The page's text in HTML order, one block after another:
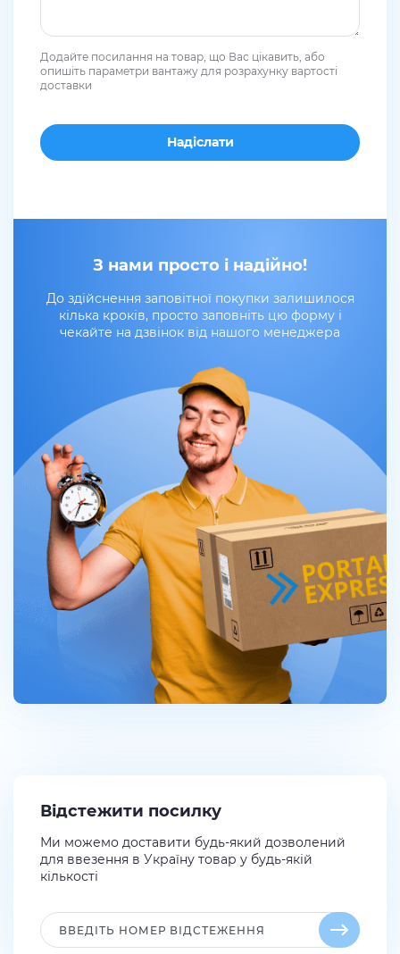
З нами просто і надійно!
До здійснення заповітної покупки залишилося
кілька кроків, просто заповніть цю форму і
чекайте на дзвінок від нашого менеджера
Додайте посилання на товар, що Вас цікавить, або
опишіть параметри вантажу для розрахунку вартості
доставки
Відстежити посилку
Ми можемо доставити будь-який дозволений
для ввезення в Україну товар у будь-якій
кількості